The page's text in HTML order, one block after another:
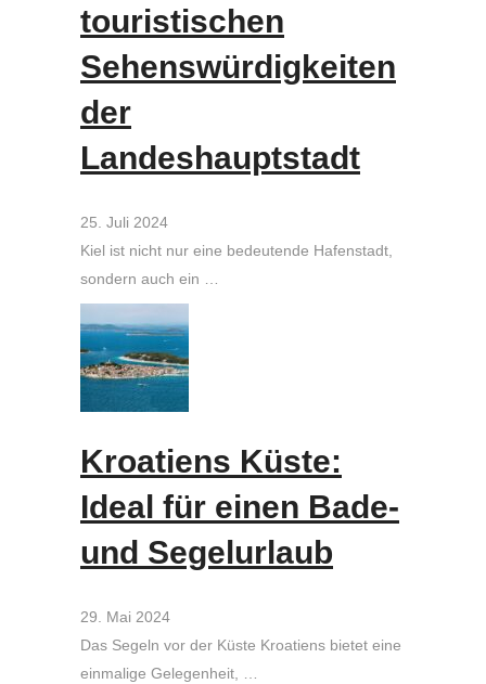
touristischen
Sehenswürdigkeiten
der
Landeshauptstadt
25. Juli 2024
Kiel ist nicht nur eine bedeutende Hafenstadt,
sondern auch ein …
Kroatiens Küste:
Ideal für einen Bade-
und Segelurlaub
29. Mai 2024
Das Segeln vor der Küste Kroatiens bietet eine
einmalige Gelegenheit, …